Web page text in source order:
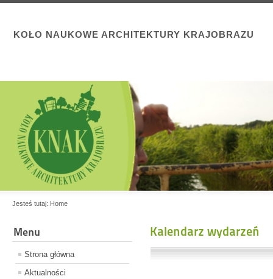
KOŁO NAUKOWE ARCHITEKTURY KRAJOBRAZU
Jesteś tutaj: Home
Menu
Strona główna
Aktualności
Kalendarz wydarzeń